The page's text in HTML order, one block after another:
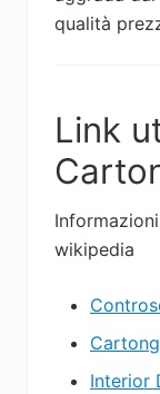
qualità
Link
wikipedia
Interior